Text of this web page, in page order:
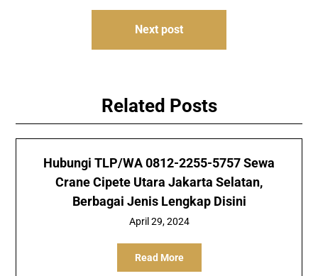
Next post
Related Posts
Hubungi TLP/WA 0812-2255-5757 Sewa
Crane Cipete Utara Jakarta Selatan,
Berbagai Jenis Lengkap Disini
April 29, 2024
Read More